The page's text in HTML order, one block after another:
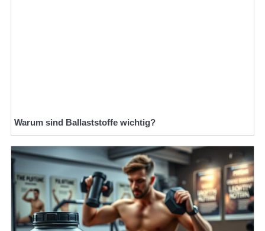
Warum sind Ballaststoffe wichtig?